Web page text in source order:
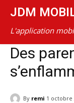
JDM
L'application
Des
By remi 1 octobre